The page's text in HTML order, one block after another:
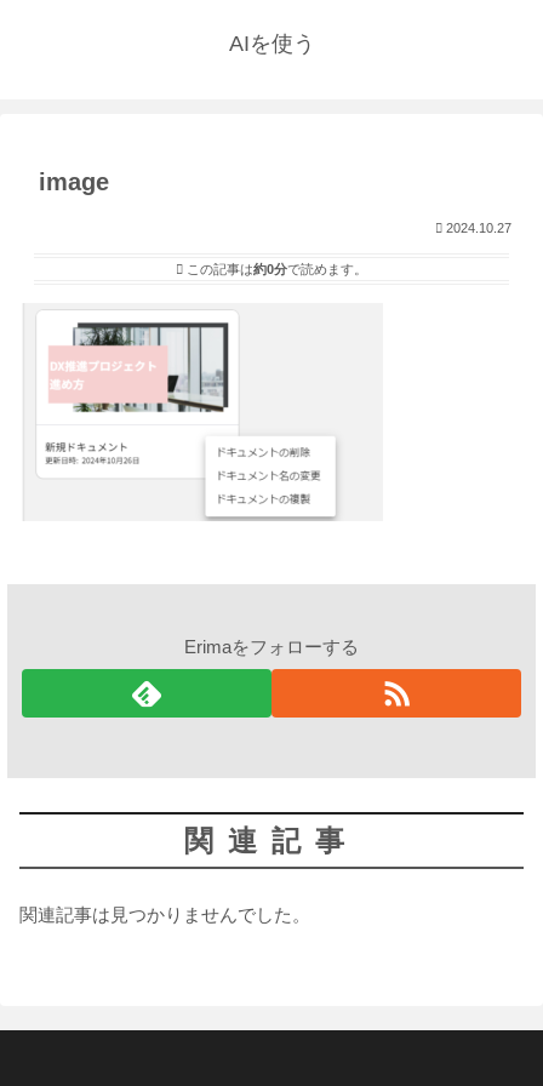
AIを使う
image
2024.10.27
この記事は約0分で読めます。
Erimaをフォローする
関連記事
関連記事は見つかりませんでした。